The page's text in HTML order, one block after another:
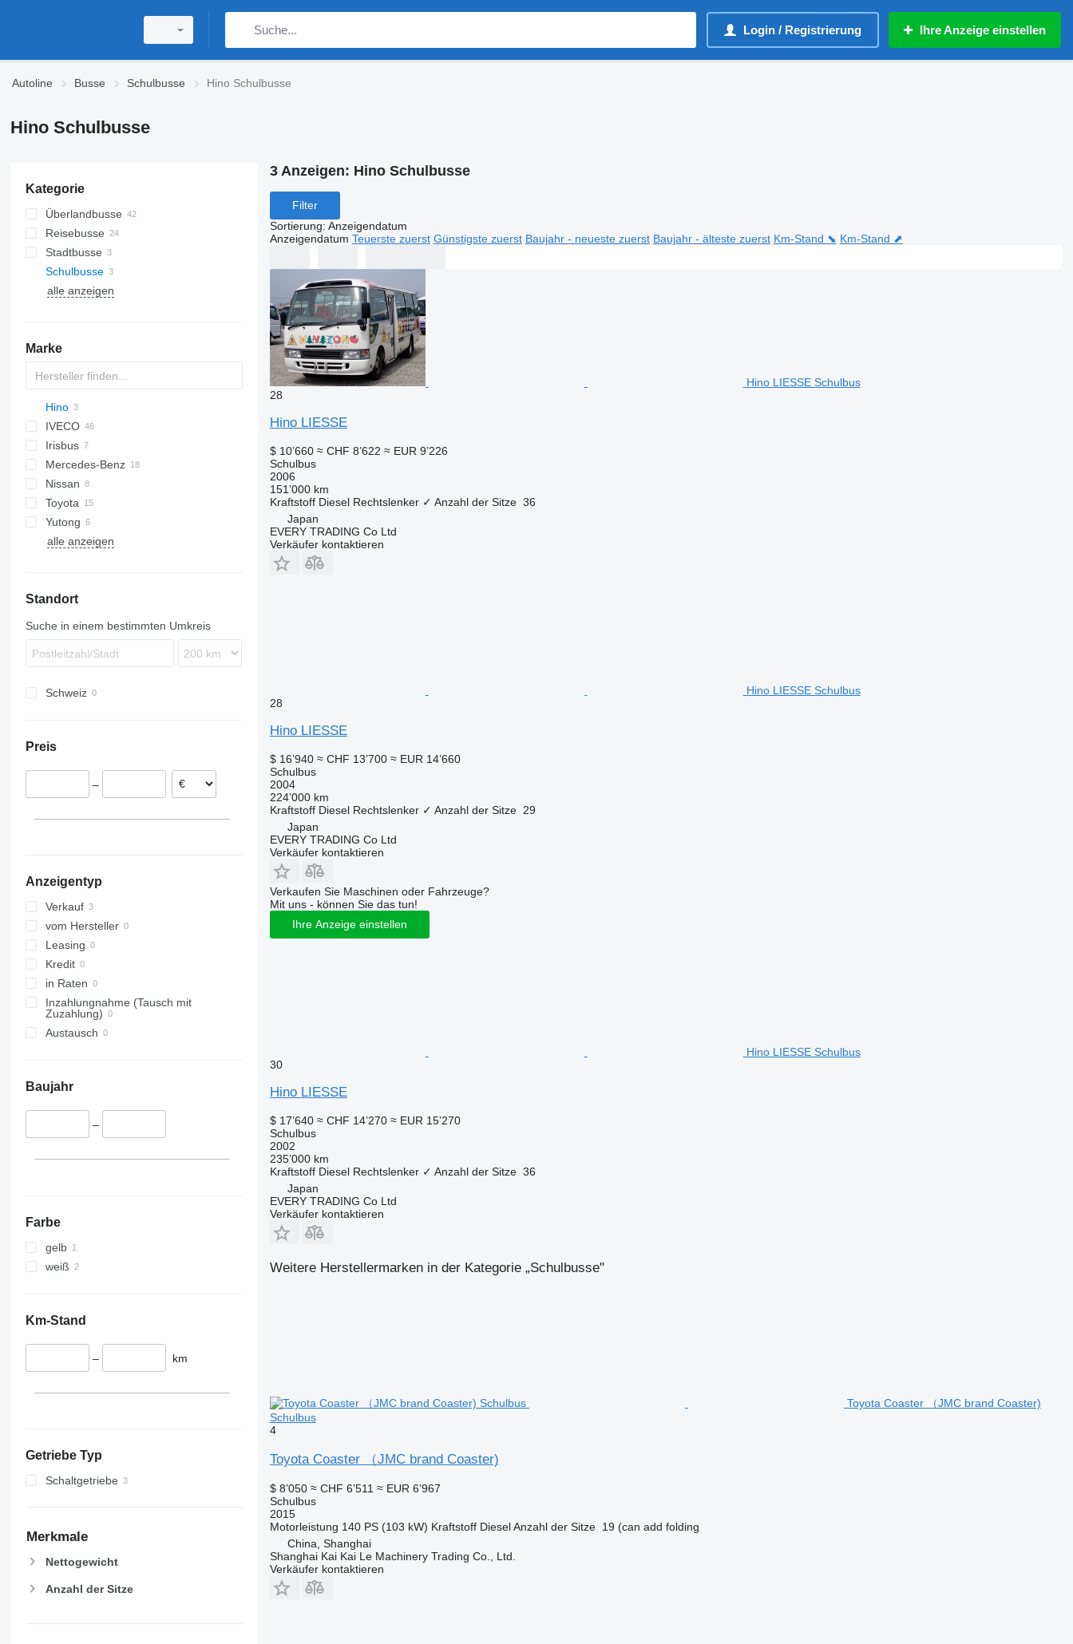
Login / Registrierung Ihre Anzeige einstellen
Autoline Busse Schulbusse Hino Schulbusse
Hino Schulbusse
Kategorie
Überlandbusse
Reisebusse
Stadtbusse
Schulbusse
alle anzeigen
Marke
D-093
Ducato
E-series
Hino
Liesse
IVECO
Crossway
Daily
Mobi
Wing
530
Irisbus
Crossway
Recreo
Mercedes-Benz
Citaro
Intouro
MB
O-series
Vario
Nissan
Civilian
Navigo
Ponticelli
Prestij
Toyota
Coaster
Futura
Crafter
Yutong
ZK
alle anzeigen
Standort
Suche in einem bestimmten Umkreis
Schweiz
Preis
–
Anzeigentyp
Verkauf
vom Hersteller
Leasing
Kredit
in Raten
Inzahlungnahme (Tausch mit
Zuzahlung)
Austausch
Baujahr
–
Farbe
gelb
weiß
Km-Stand
– km
Getriebe Typ
Schaltgetriebe
Merkmale
Nettogewicht
Anzahl der Sitze
3 Anzeigen: Hino Schulbusse
Filter
Sortierung: Anzeigendatum
Anzeigendatum Teuerste zuerst Günstigste zuerst Baujahr - neueste zuerst Baujahr - älteste zuerst Km-Stand ⬊ Km-Stand ⬈
Hino LIESSE Schulbus
28
Hino LIESSE
$ 10’660 ≈ CHF 8’622 ≈ EUR 9’226
Schulbus
2006
151’000 km
Kraftstoff Diesel Rechtslenker ✓ Anzahl der Sitze 36
Japan
EVERY TRADING Co Ltd
Verkäufer kontaktieren
Hino LIESSE Schulbus
28
Hino LIESSE
$ 16’940 ≈ CHF 13’700 ≈ EUR 14’660
Schulbus
2004
224’000 km
Kraftstoff Diesel Rechtslenker ✓ Anzahl der Sitze 29
Japan
EVERY TRADING Co Ltd
Verkäufer kontaktieren
Verkaufen Sie Maschinen oder Fahrzeuge?
Mit uns - können Sie das tun!
Ihre Anzeige einstellen
Hino LIESSE Schulbus
30
Hino LIESSE
$ 17’640 ≈ CHF 14’270 ≈ EUR 15’270
Schulbus
2002
235’000 km
Kraftstoff Diesel Rechtslenker ✓ Anzahl der Sitze 36
Japan
EVERY TRADING Co Ltd
Verkäufer kontaktieren
Weitere Herstellermarken in der Kategorie „Schulbusse"
Toyota Coaster （JMC brand Coaster)
Schulbus
4
Toyota Coaster （JMC brand Coaster)
$ 8’050 ≈ CHF 6’511 ≈ EUR 6’967
Schulbus
2015
Motorleistung 140 PS (103 kW) Kraftstoff Diesel Anzahl der Sitze 19 (can add folding
China, Shanghai
Shanghai Kai Kai Le Machinery Trading Co., Ltd.
Verkäufer kontaktieren